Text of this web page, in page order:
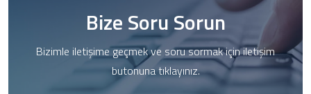
Bize Soru Sorun
Bizimle iletişime geçmek ve soru sormak için iletişim
butonuna tıklayınız.